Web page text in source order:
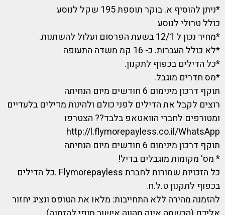
*ניתן להוסיף א. בוקר תוספת 195 שקל לנוסע
כולל טרולי לנוסע
*מחיר נכון ל 12/1 בשעת הפרסום ועלול להשתנות.
*לא כולל העברות. כ- 16 קמ משדה התעופה
*כל הדילים בכפוף לתקנון.
*מס חדרים מוגבל.
תוקף דרכון מינימום 6 חודשים מיום הנחיתה
רוצים לקבל את הדילים לפני כולם ולהינות מדילים בלעדיים
ומטורפים לחברי הוואטאפ בלבד?? הצטרפו
http://l.flymorepayless.co.il/WhatsApp
תוקף דרכון מינימום 6 חודשים מיום הנחיתה
* מס' מקומות מוגבלים בדיל!
כל הזכויות שמורות לחברת Flymorepayless .כל הדילים
בכפוף לתקנון ט.ל.ח.
להזמנה מהירה ללא התחייבות: מלאו את הטופס ונציג יחזור